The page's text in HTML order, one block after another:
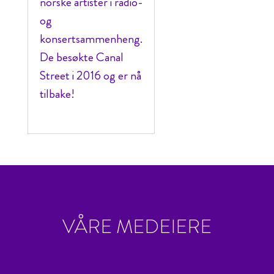
og
konsertsammenheng.
De besøkte Canal
Street i 2016 og er nå
tilbake!
VÅRE MEDEIERE